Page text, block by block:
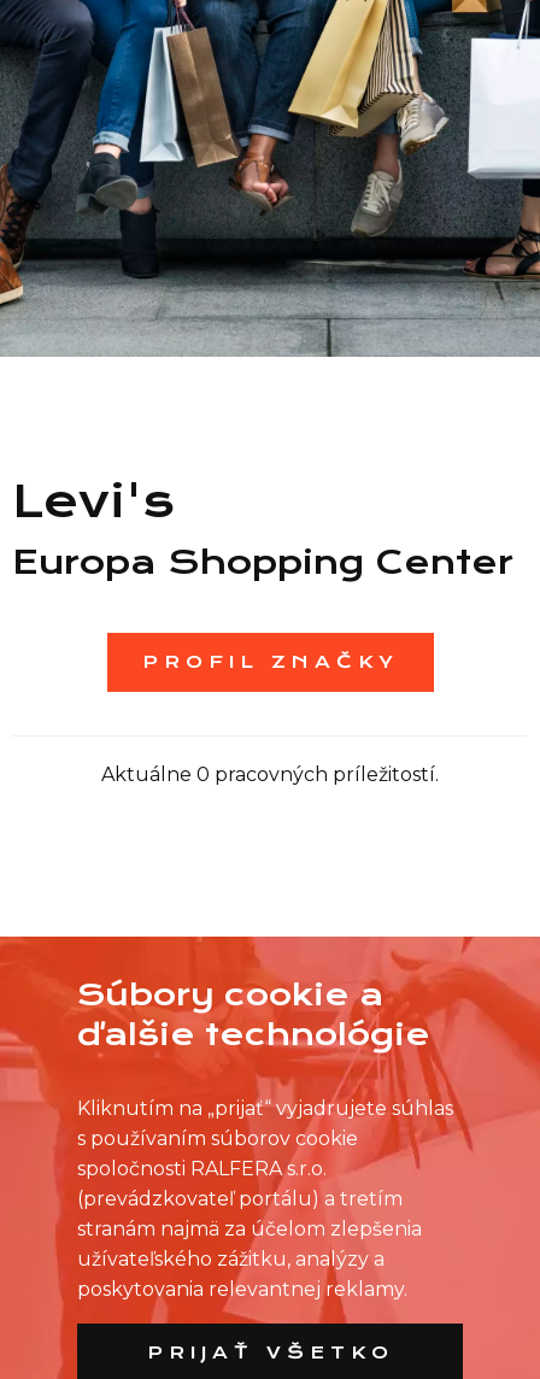
Zoznam predajní
Levi's
Europa Shopping Center
PROFIL ZNAČKY
Aktuálne 0 pracovných príležitostí.
NEVYBRALI STE SI Z PRACOVNÝCH PONÚK?
OSLOVTE PREDAJŇU PRIAMO S VAŠIMI
ČASOVÝMI MOŽNOSŤAMI
Súbory cookie a
ďalšie technológie
Kliknutím na „prijať“ vyjadrujete súhlas
s používaním súborov cookie
spoločnosti RALFERA s.r.o.
(prevádzkovateľ portálu) a tretím
stranám najmä za účelom zlepšenia
užívateľského zážitku, analýzy a
poskytovania relevantnej reklamy.
PRIJAŤ VŠETKO